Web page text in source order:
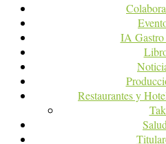
IA Gastro
Restaurantes y